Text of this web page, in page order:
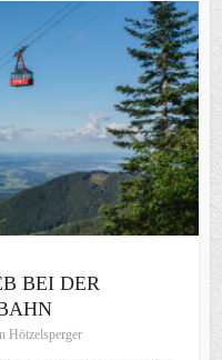
BEI DER
Hötzelsperger